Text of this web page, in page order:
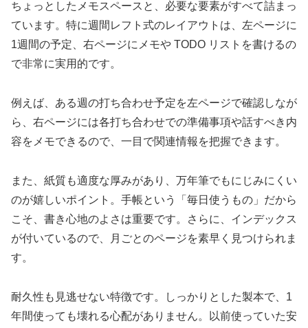
ちょっとしたメモスペースと、必要な要素がすべて詰まっ
ています。特に週間レフト式のレイアウトは、左ページに
1週間の予定、右ページにメモや TODO リストを書けるの
で非常に実用的です。
例えば、ある週の打ち合わせ予定を左ページで確認しなが
ら、右ページには各打ち合わせでの準備事項や話すべき内
容をメモできるので、一目で関連情報を把握できます。
また、紙質も適度な厚みがあり、万年筆でもにじみにくい
のが嬉しいポイント。手帳という「毎日使うもの」だから
こそ、書き心地のよさは重要です。さらに、インデックス
が付いているので、月ごとのページを素早く見つけられま
す。
耐久性も見逃せない特徴です。しっかりとした製本で、1
年間使っても壊れる心配がありません。以前使っていた安